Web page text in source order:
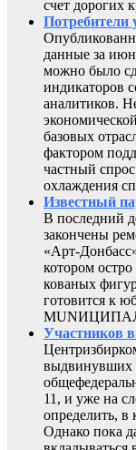
счет дорогих
Потребители
данные за
можно было
индикаторов
аналитиков.
базовых
фактором
частный
охлаждения
Известный
В последний
закончены
«Арт-
котором
кованых
готовится к
Участников
выдвинувших
11, и уже на
определить, в
Однако пока